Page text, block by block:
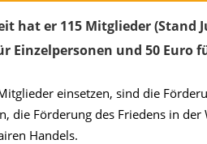
hat er 115 Mitglieder (Stand
Einzelpersonen und 50 Euro
einsetzen, sind die
die Förderung des Friedens in der
Handels.